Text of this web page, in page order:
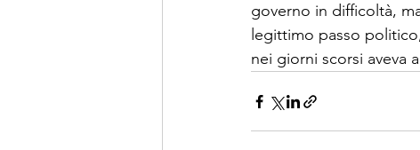
gover­no in difficoltà,
legittimo passo
nei giorni scorsi aveva